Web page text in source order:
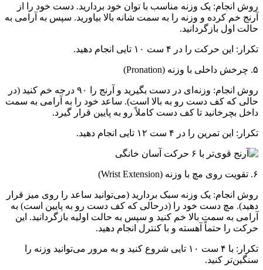
روش انجام: یک وزنه مناسب با توان خود بردارید. دست خود را از
آرنج خم کرده و وزنه را به سمت شانه بالا بیاورید. سپس به آرامی به
حالت اول بازگردانید.
تکرار: این حرکت را در ۴ ست ۱۰ تایی انجام دهید.
۵. چرخش داخلی با وزنه (Pronation)
روش انجام: وزنه‌ای در دست بگیرید و آرنج را ۹۰ درجه خم کنید (در
حالی که کف دست رو به بالا است). ساعد خود را به آرامی به سمت
داخل بچرخانید تا کف دست کاملاً رو به پایین قرار گیرد.
تکرار: این تمرین را در ۴ ست ۱۲ تایی انجام دهید.
۶. تقویت روی مچ با وزنه (Wrist Extension)
روش انجام: یک وزنه سبک بردارید (می‌توانید ساعد را روی میز قرار
دهید). مچ دست خود را (درحالی که کف دست رو به پایین است) به
آرامی به سمت بالا خم کنید و سپس به حالت اولیه بازگردانید. این
حرکت را حتماً آهسته و با کنترل انجام دهید.
تکرار: با ۴ ست ۱۰ تایی شروع کنید و به مرور می‌توانید وزنه را
سنگین‌تر کنید.